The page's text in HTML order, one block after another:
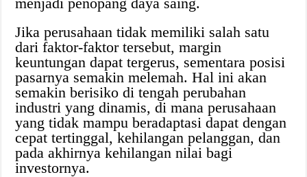
Jika perusahaan tidak memiliki salah satu
dari faktor-faktor tersebut, margin
keuntungan dapat tergerus, sementara posisi
pasarnya semakin melemah. Hal ini akan
semakin berisiko di tengah perubahan
industri yang dinamis, di mana perusahaan
yang tidak mampu beradaptasi dapat dengan
cepat tertinggal, kehilangan pelanggan, dan
pada akhirnya kehilangan nilai bagi
investornya.